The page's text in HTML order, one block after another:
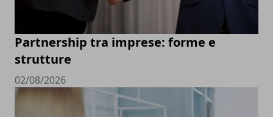
Partnership tra imprese: forme e
strutture
02/08/2026